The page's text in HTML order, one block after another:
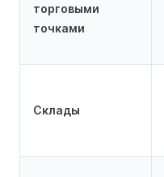
торговыми
точками
Склады